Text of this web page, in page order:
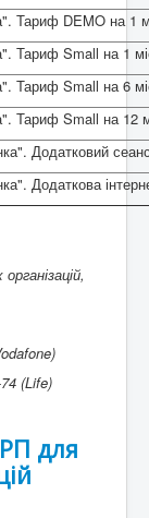
Тариф DEMO на 1
Тариф Small на 1
Тариф Small на 6
Тариф Small на 12
Додатковий
Додаткова
(Life)
для